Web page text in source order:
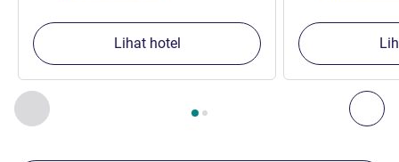
Sebelumnya - Properti kami yang lain di sekitar
Halaman , Properti kami yang lain di sekitar 1 :,
Lihat hotel